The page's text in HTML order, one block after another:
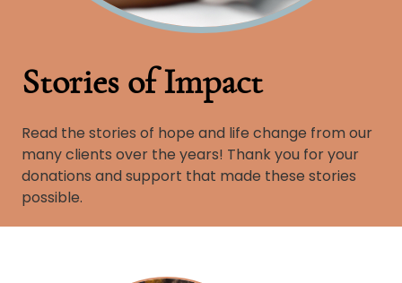
Stories of Impact
Read the stories of hope and life change from our
many clients over the years! Thank you for your
donations and support that made these stories
possible.